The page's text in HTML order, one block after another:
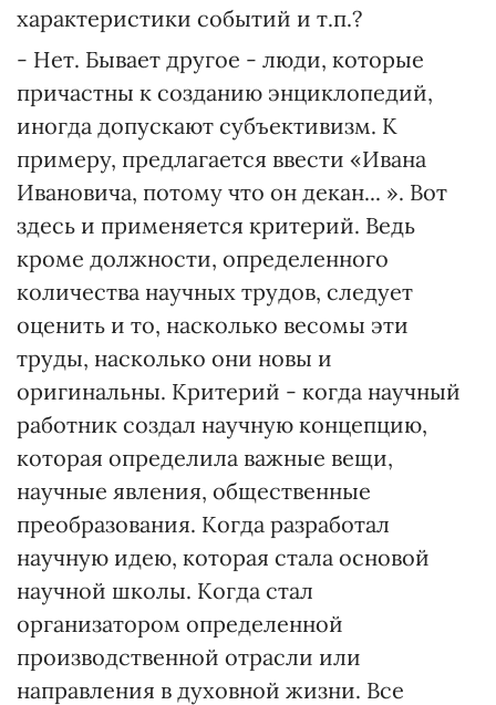
характеристики событий и т.п.?
- Нет. Бывает другое - люди, которые
причастны к созданию энциклопедий,
иногда допускают субъективизм. К
примеру, предлагается ввести «Ивана
Ивановича, потому что он декан... ». Вот
здесь и применяется критерий. Ведь
кроме должности, определенного
количества научных трудов, следует
оценить и то, насколько весомы эти
труды, насколько они новы и
оригинальны. Критерий - когда научный
работник создал научную концепцию,
которая определила важные вещи,
научные явления, общественные
преобразования. Когда разработал
научную идею, которая стала основой
научной школы. Когда стал
организатором определенной
производственной отрасли или
направления в духовной жизни. Все